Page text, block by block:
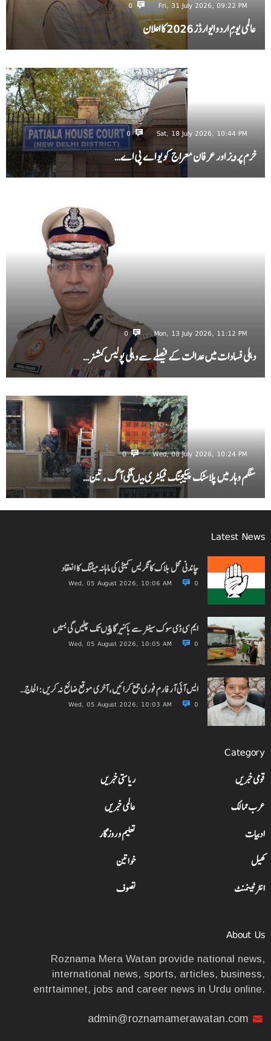
Fri, 31 July 2026, 09:22 PM
0
عالمی یومِ اردو ایوارڈز 2026 کا اعلان
Sat, 18 July 2026, 10:44 PM
0
خرم پرویز اور عرفان معراج کو یو اے پی اے…
Mon, 13 July 2026, 11:12 PM
0
دہلی فسادات میں عدالت کے فیصلے سے دہلی پولیس کمشنر…
Wed, 08 July 2026, 10:24 PM
0
سنگم وہار میں پلاسٹک پیکیجنگ فیکٹری میںلگی آگ ، تین…
Latest News
چاندنی محل بلاک کانگریس کمیٹی کی ماہانہ میٹنگ کا انعقاد
Wed, 05 August 2026, 10:06 AM 0
ایم سی ڈی سوک سینٹر سے باکنیر گاﺅں تک چلیں گی بسیں
Wed, 05 August 2026, 10:05 AM 0
ایس آئی آر فارم فوری جمع کرائیں، آخری موقع ضائع نہ کریں: الحاج…
Wed, 05 August 2026, 10:03 AM 0
Category
قومی خبریں
ریاستی خبریں
عرب ممالک
عالمی خبریں
ادبیات
تعلیم و روزگار
کھیل
خواتین
انٹرٹینمنٹ
تصوف
About Us
Roznama Mera Watan provide national news,
international news, sports, articles, business,
entrtaimnet, jobs and career news in Urdu online.
admin@roznamamerawatan.com